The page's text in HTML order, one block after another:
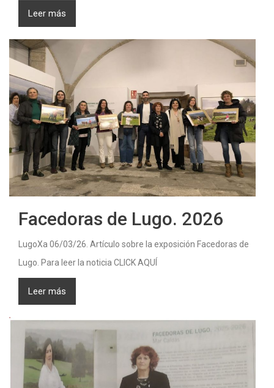
Leer más
Facedoras de Lugo. 2026
LugoXa 06/03/26. Artículo sobre la exposición Facedoras de
Lugo. Para leer la noticia CLICK AQUÍ
Leer más